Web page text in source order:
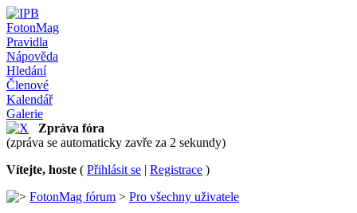
FotonMag
Pravidla
Nápověda
Hledání
Členové
Kalendář
Galerie
Zpráva fóra
(zpráva se automaticky zavře za 2 sekundy)
Vítejte, hoste ( Přihlásit se | Registrace )
FotonMag fórum > Pro všechny uživatele